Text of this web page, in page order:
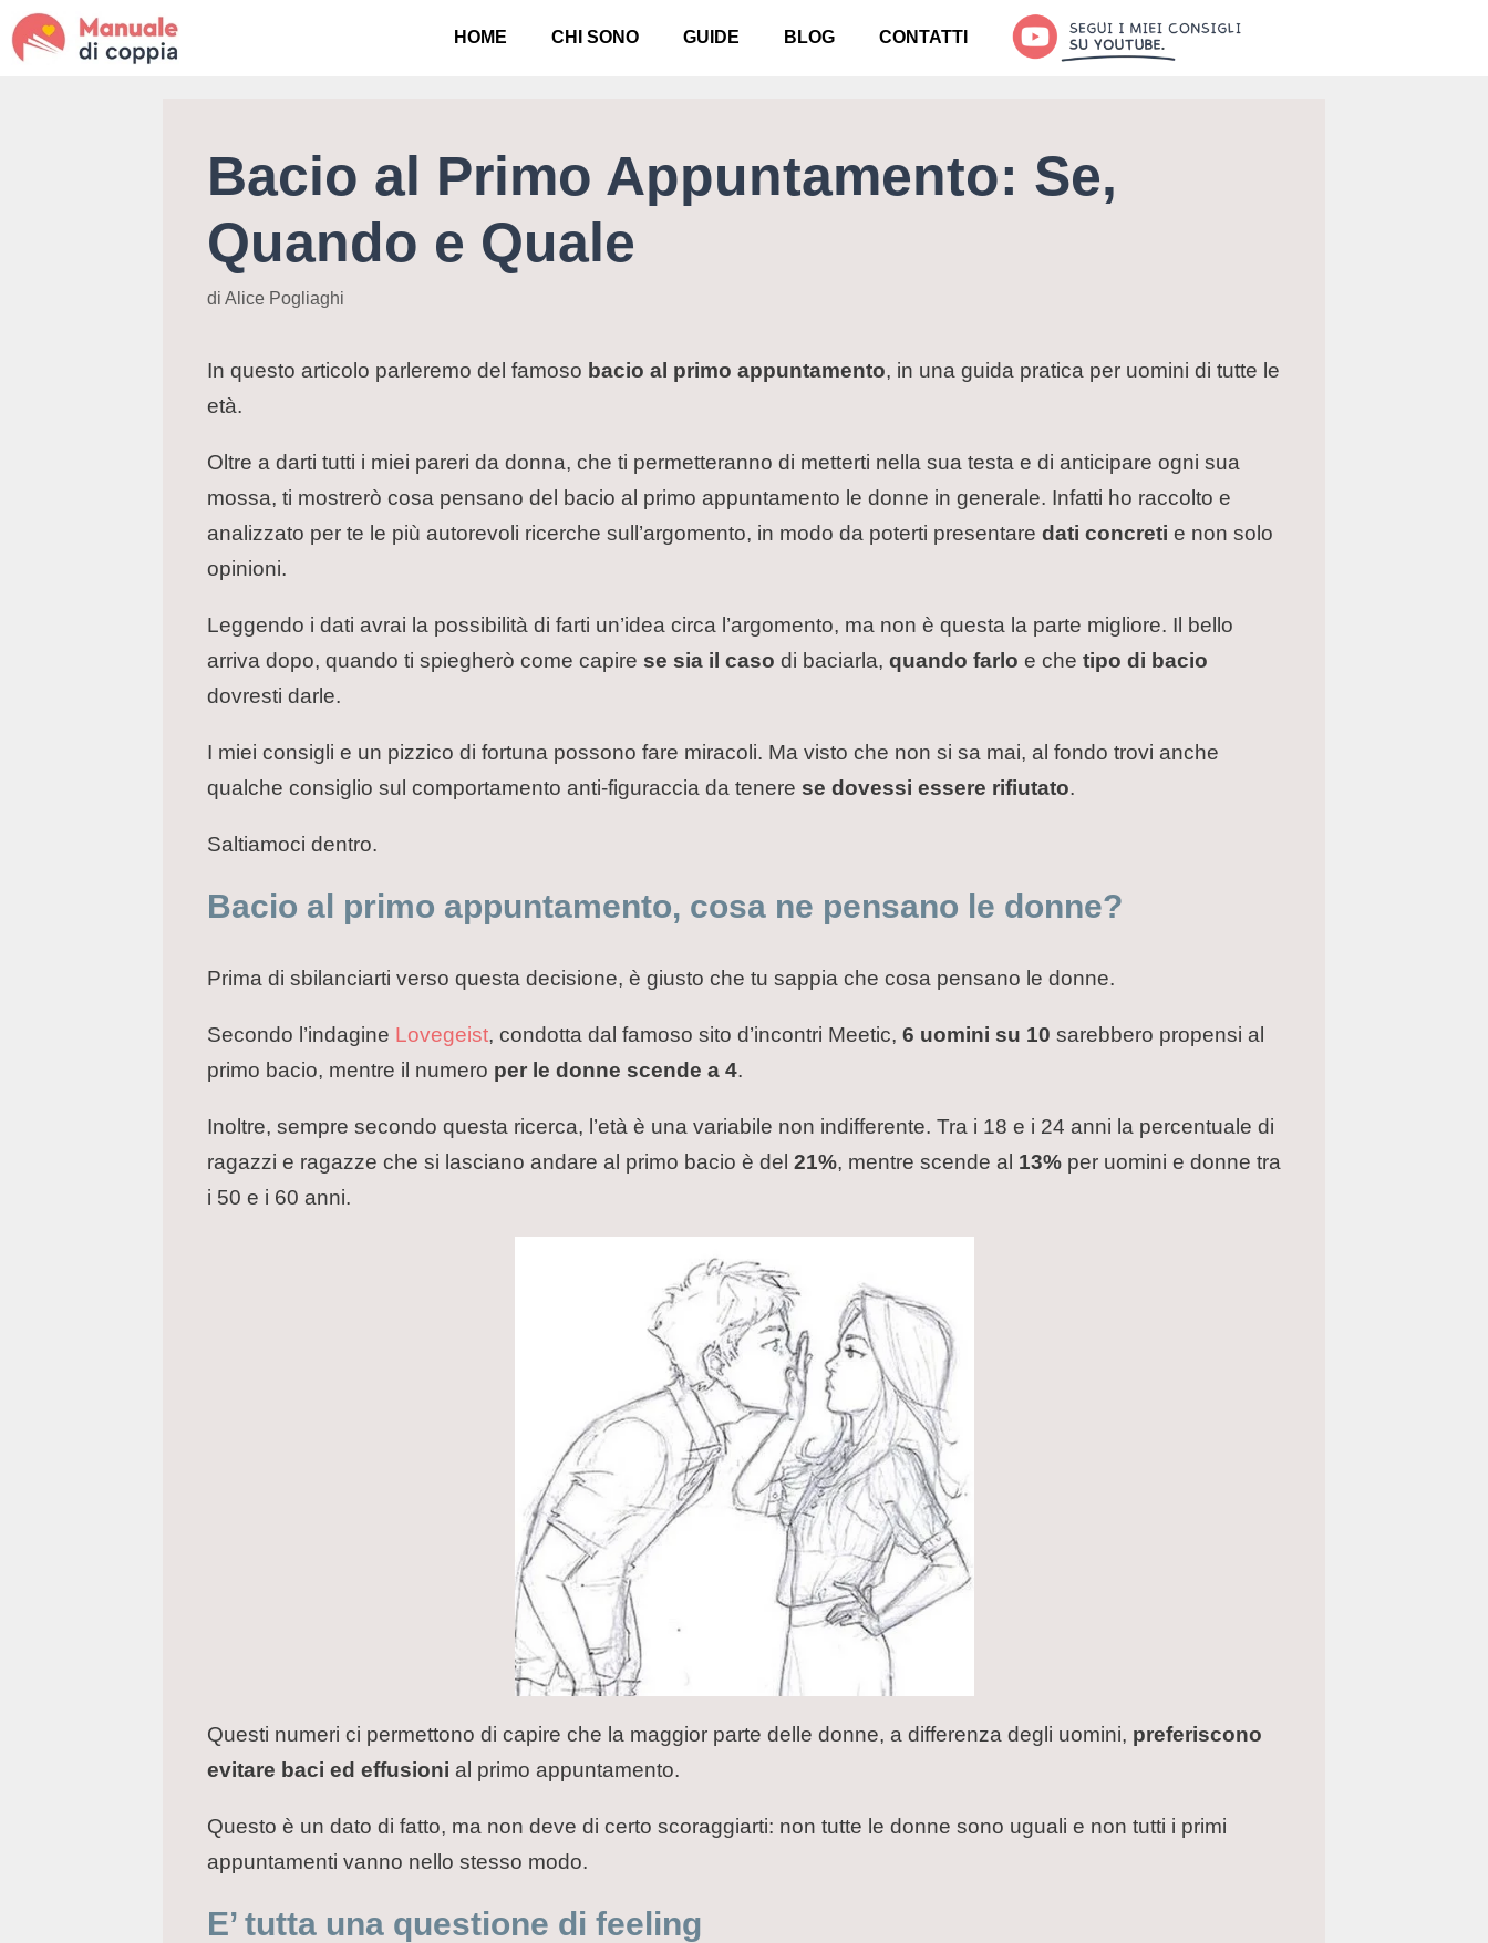
HOME CHI SONO GUIDE BLOG CONTATTI
Bacio al Primo Appuntamento: Se,
Quando e Quale
di Alice Pogliaghi
In questo articolo parleremo del famoso bacio al primo appuntamento, in una guida pratica per uomini di tutte le
età.
Oltre a darti tutti i miei pareri da donna, che ti permetteranno di metterti nella sua testa e di anticipare ogni sua
mossa, ti mostrerò cosa pensano del bacio al primo appuntamento le donne in generale. Infatti ho raccolto e
analizzato per te le più autorevoli ricerche sull’argomento, in modo da poterti presentare dati concreti e non solo
opinioni.
Leggendo i dati avrai la possibilità di farti un’idea circa l’argomento, ma non è questa la parte migliore. Il bello
arriva dopo, quando ti spiegherò come capire se sia il caso di baciarla, quando farlo e che tipo di bacio
dovresti darle.
I miei consigli e un pizzico di fortuna possono fare miracoli. Ma visto che non si sa mai, al fondo trovi anche
qualche consiglio sul comportamento anti-figuraccia da tenere se dovessi essere rifiutato.
Saltiamoci dentro.
Bacio al primo appuntamento, cosa ne pensano le donne?
Prima di sbilanciarti verso questa decisione, è giusto che tu sappia che cosa pensano le donne.
Secondo l’indagine Lovegeist, condotta dal famoso sito d’incontri Meetic, 6 uomini su 10 sarebbero propensi al
primo bacio, mentre il numero per le donne scende a 4.
Inoltre, sempre secondo questa ricerca, l’età è una variabile non indifferente. Tra i 18 e i 24 anni la percentuale di
ragazzi e ragazze che si lasciano andare al primo bacio è del 21%, mentre scende al 13% per uomini e donne tra
i 50 e i 60 anni.
Questi numeri ci permettono di capire che la maggior parte delle donne, a differenza degli uomini, preferiscono
evitare baci ed effusioni al primo appuntamento.
Questo è un dato di fatto, ma non deve di certo scoraggiarti: non tutte le donne sono uguali e non tutti i primi
appuntamenti vanno nello stesso modo.
E’ tutta una questione di feeling